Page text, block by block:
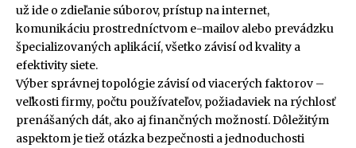
už ide o zdieľanie súborov, prístup na internet,
komunikáciu prostredníctvom e-mailov alebo prevádzku
špecializovaných aplikácií, všetko závisí od kvality a
efektivity siete.
Výber správnej topológie závisí od viacerých faktorov –
veľkosti firmy, počtu používateľov, požiadaviek na rýchlosť
prenášaných dát, ako aj finančných možností. Dôležitým
aspektom je tiež otázka bezpečnosti a jednoduchosti